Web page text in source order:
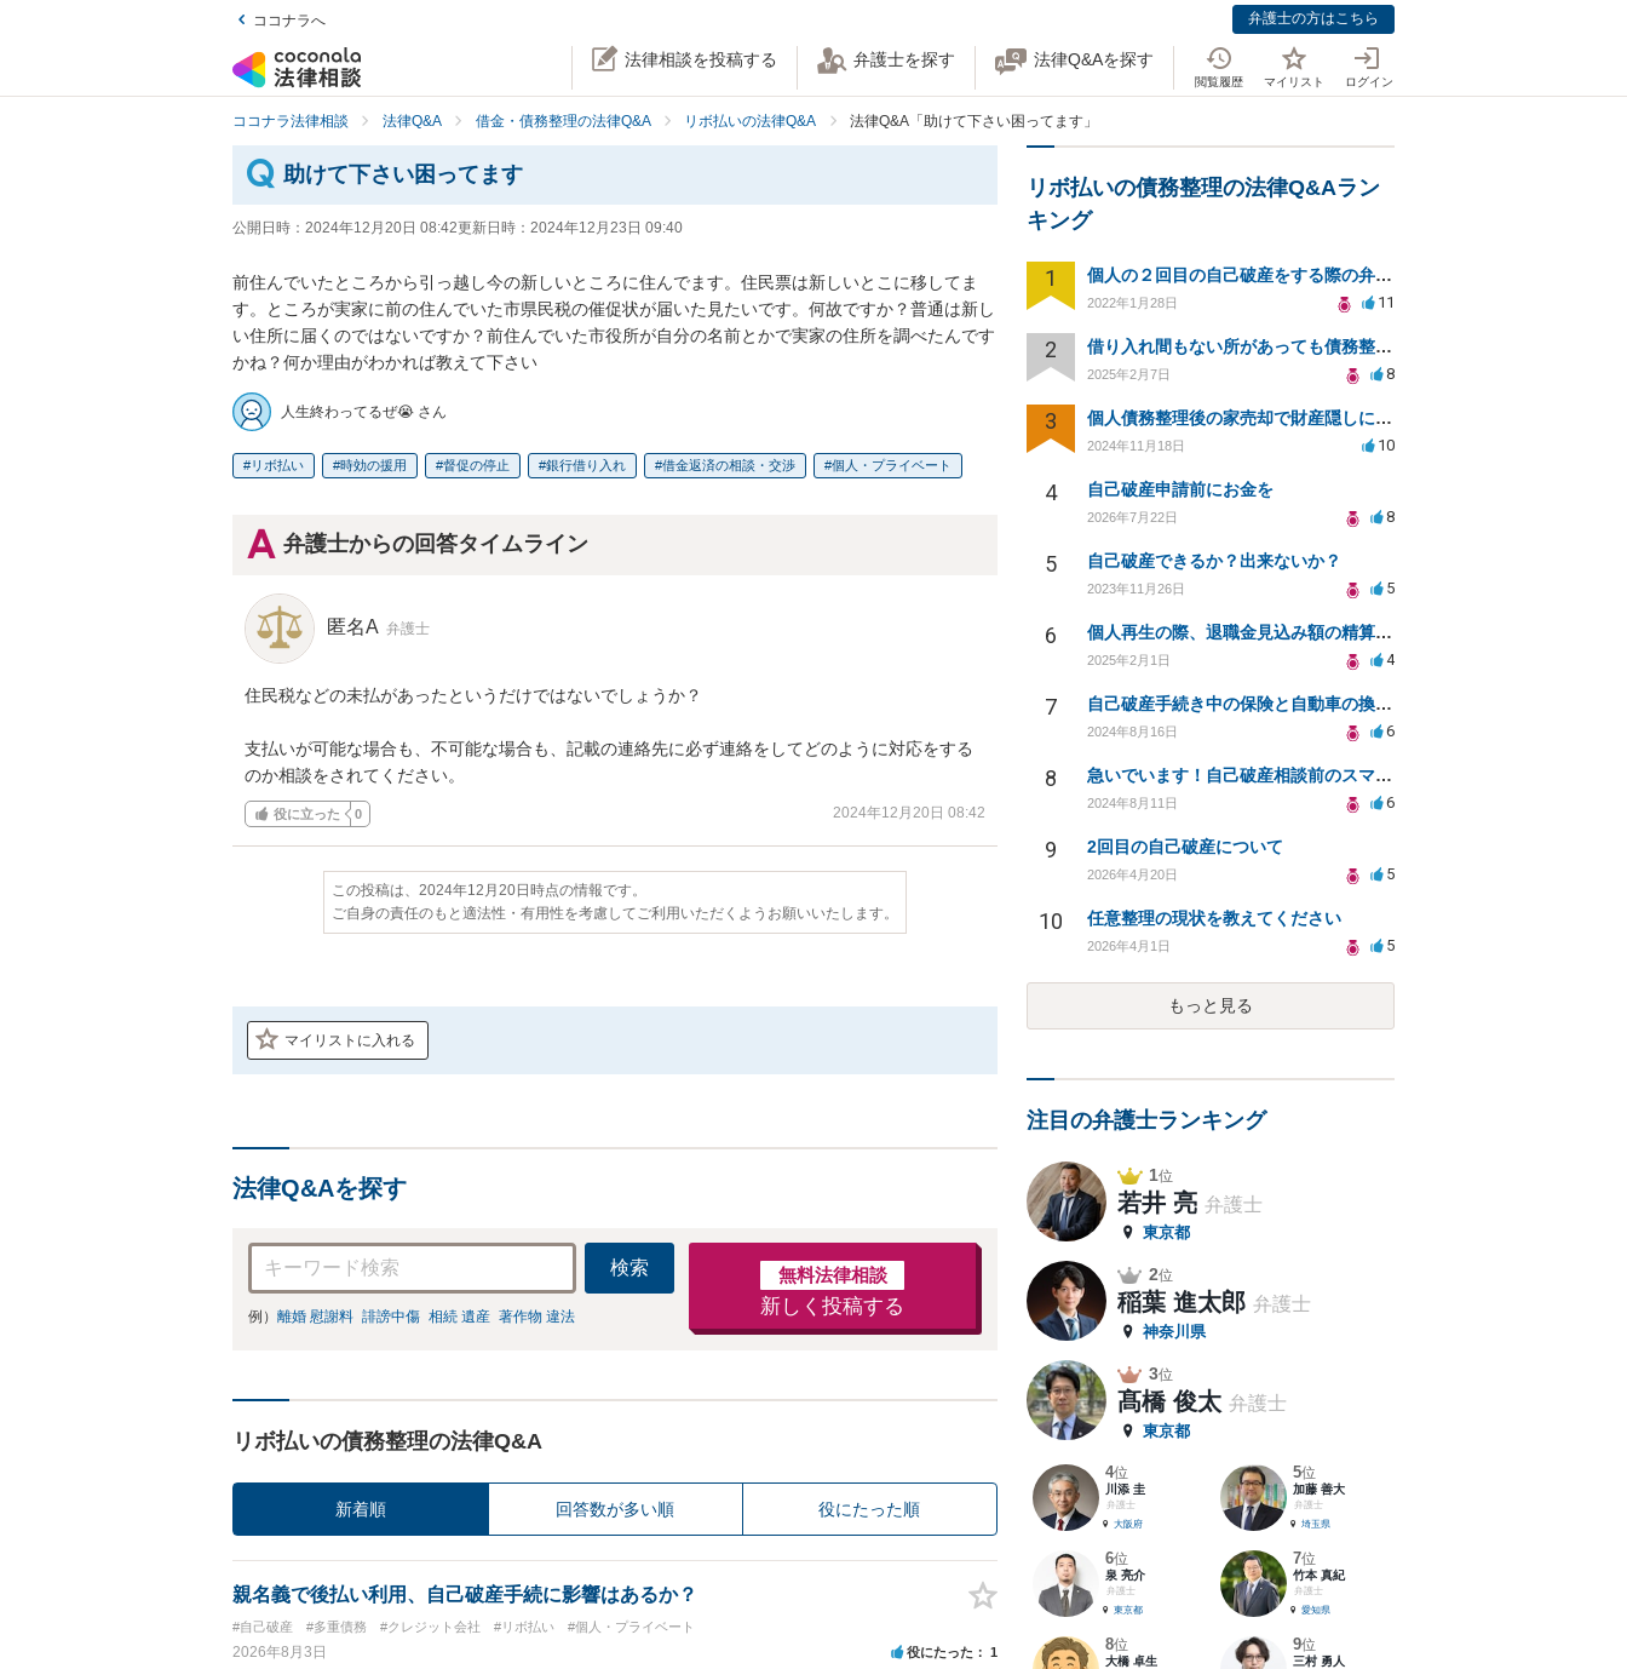
ココナラへ 弁護士の方はこちら
法律相談を投稿する 弁護士を探す 法律Q&Aを探す
閲覧履歴 マイリスト ログイン
ココナラ法律相談 法律Q&A 借金・債務整理の法律Q&A リボ払いの法律Q&A 法律Q&A「助けて下さい困ってます」
助けて下さい困ってます
公開日時： 2024年12月20日 08:42更新日時： 2024年12月23日 09:40
前住んでいたところから引っ越し今の新しいところに住んでます。住民票は新しいとこに移してま
す。ところが実家に前の住んでいた市県民税の催促状が届いた見たいです。何故ですか？普通は新し
い住所に届くのではないですか？前住んでいた市役所が自分の名前とかで実家の住所を調べたんです
かね？何か理由がわかれば教えて下さい
人生終わってるぜ😭 さん
リボ払い 時効の援用 督促の停止 銀行借り入れ 借金返済の相談・交渉 個人・プライベート
弁護士からの回答タイムライン
匿名A 弁護士
住民税などの未払があったというだけではないでしょうか？
支払いが可能な場合も、不可能な場合も、記載の連絡先に必ず連絡をしてどのように対応をする
のか相談をされてください。
役に立った 0 2024年12月20日 08:42
この投稿は、2024年12月20日時点の情報です。
ご自身の責任のもと適法性・有用性を考慮してご利用いただくようお願いいたします。
マイリストに入れる
法律Q&Aを探す
検索
例） 離婚 慰謝料 誹謗中傷 相続 遺産 著作物 違法
無料法律相談
新しく投稿する
リボ払いの債務整理の法律Q&A
新着順 回答数が多い順 役にたった順
親名義で後払い利用、自己破産手続に影響はあるか？
#自己破産 #多重債務 #クレジット会社 #リボ払い #個人・プライベート
2026年8月3日 役にたった 1
リボ払いの債務整理の法律Q&Aラン
キング
1 個人の２回目の自己破産をする際の弁護士選定について
2022年1月28日 11
2 借り入れ間もない所があっても債務整理は出来るのでしょうか？
2025年2月7日 8
3 個人債務整理後の家売却で財産隠しに問われるリスクは？
2024年11月18日 10
4 自己破産申請前にお金を
2026年7月22日 8
5 自己破産できるか？出来ないか？
2023年11月26日 5
6 個人再生の際、退職金見込み額の精算割合
2025年2月1日 4
7 自己破産手続き中の保険と自動車の換価についての疑問
2024年8月16日 6
8 急いでいます！自己破産相談前のスマホ利用料の滞納について相談したいです。
2024年8月11日 6
9 2回目の自己破産について
2026年4月20日 5
10 任意整理の現状を教えてください
2026年4月1日 5
もっと見る
注目の弁護士ランキング
1位
若井 亮 弁護士
東京都
2位
稲葉 進太郎 弁護士
神奈川県
3位
髙橋 俊太 弁護士
東京都
4位
川添 圭
弁護士
大阪府
5位
加藤 善大
弁護士
埼玉県
6位
泉 亮介
弁護士
東京都
7位
竹本 真紀
弁護士
愛知県
8位
大橋 卓生
9位
三村 勇人